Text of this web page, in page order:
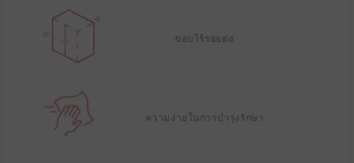
ขอบไร้รอยต่อ
ความง่ายในการบํารุงรักษา